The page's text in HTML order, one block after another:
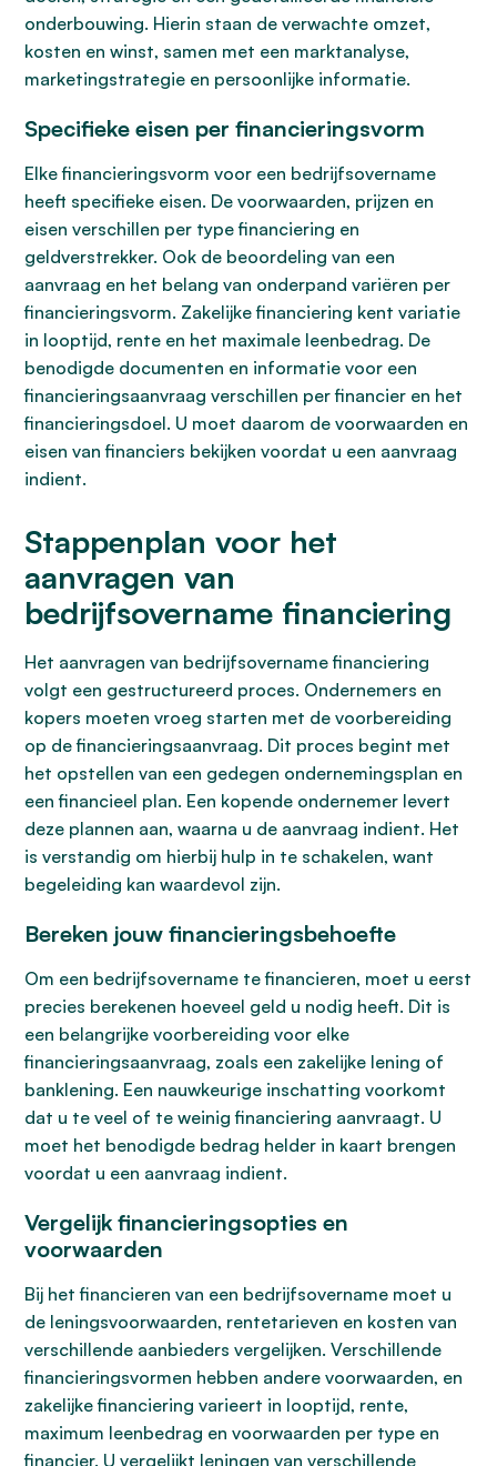
onderbouwing. Hierin staan de verwachte omzet,
kosten en winst, samen met een marktanalyse,
marketingstrategie en persoonlijke informatie.
Specifieke eisen per financieringsvorm
Elke financieringsvorm voor een bedrijfsovername
heeft specifieke eisen. De voorwaarden, prijzen en
eisen verschillen per type financiering en
geldverstrekker. Ook de beoordeling van een
aanvraag en het belang van onderpand variëren per
financieringsvorm. Zakelijke financiering kent variatie
in looptijd, rente en het maximale leenbedrag. De
benodigde documenten en informatie voor een
financieringsaanvraag verschillen per financier en het
financieringsdoel. U moet daarom de voorwaarden en
eisen van financiers bekijken voordat u een aanvraag
indient.
Stappenplan voor het
aanvragen van
bedrijfsovername financiering
Het aanvragen van bedrijfsovername financiering
volgt een gestructureerd proces. Ondernemers en
kopers moeten vroeg starten met de voorbereiding
op de financieringsaanvraag. Dit proces begint met
het opstellen van een gedegen ondernemingsplan en
een financieel plan. Een kopende ondernemer levert
deze plannen aan, waarna u de aanvraag indient. Het
is verstandig om hierbij hulp in te schakelen, want
begeleiding kan waardevol zijn.
Bereken jouw financieringsbehoefte
Om een bedrijfsovername te financieren, moet u eerst
precies berekenen hoeveel geld u nodig heeft. Dit is
een belangrijke voorbereiding voor elke
financieringsaanvraag, zoals een zakelijke lening of
banklening. Een nauwkeurige inschatting voorkomt
dat u te veel of te weinig financiering aanvraagt. U
moet het benodigde bedrag helder in kaart brengen
voordat u een aanvraag indient.
Vergelijk financieringsopties en
voorwaarden
Bij het financieren van een bedrijfsovername moet u
de leningsvoorwaarden, rentetarieven en kosten van
verschillende aanbieders vergelijken. Verschillende
financieringsvormen hebben andere voorwaarden, en
zakelijke financiering varieert in looptijd, rente,
maximum leenbedrag en voorwaarden per type en
financier. U vergelijkt leningen van verschillende